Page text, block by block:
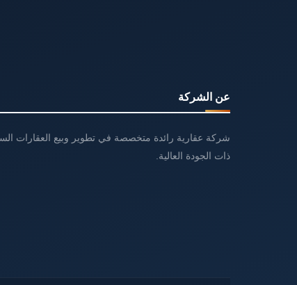
عن الشركة
شركة عقارية رائدة متخصصة في تطوير وبيع العقارات
ذات الجودة العالية.